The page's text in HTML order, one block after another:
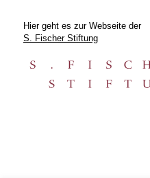
Hier geht es zur Webseite der
S. Fischer Stiftung